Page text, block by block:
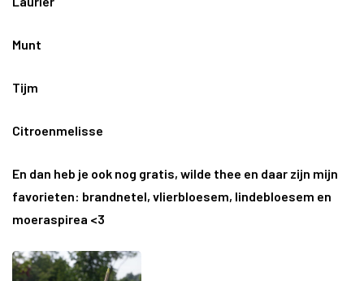
Munt
Tijm
Citroenmelisse
En dan heb je ook nog gratis, wilde thee en daar zijn mijn
favorieten: brandnetel, vlierbloesem, lindebloesem en
moeraspirea <3